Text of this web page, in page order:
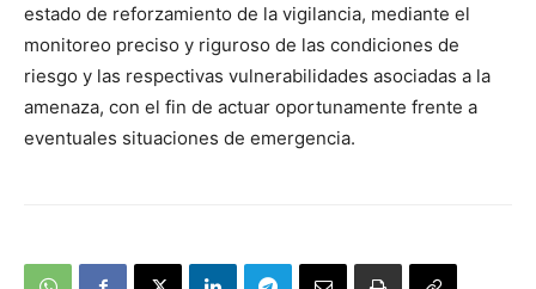
estado de reforzamiento de la vigilancia, mediante el
monitoreo preciso y riguroso de las condiciones de
riesgo y las respectivas vulnerabilidades asociadas a la
amenaza, con el fin de actuar oportunamente frente a
eventuales situaciones de emergencia.